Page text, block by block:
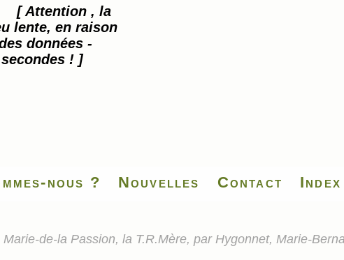
[ Attention , la
lente, en raison
données -
! ]
nous ? Nouvelles Contact
Marie-de-la Passion, la T.R.Mère, par Hygonnet, Marie-